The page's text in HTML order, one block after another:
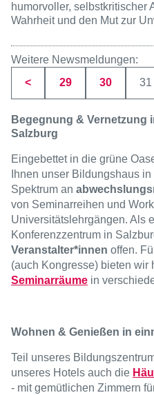
humorvoller, selbstkritischer
Wahrheit und den Mut zur
Weitere Newsmeldungen:
<
Seite
29 Seite
30 31
Begegnung & Vernetzung
Salzburg
Eingebettet in die grüne
Ihnen unser Bildungshaus
Spektrum an
von Seminarreihen und
Universitätslehrgängen. Als
Konferenzzentrum in
Veranstalter*innen offen.
(auch Kongresse) bieten wir
Seminarräume in
Wohnen & Genießen in
Teil unseres
unseres Hotels auch die
- mit gemütlichen Zimmern